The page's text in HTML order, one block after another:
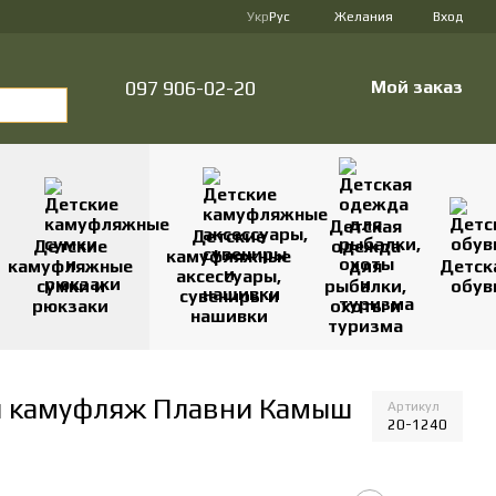
УкрРус Желания Вход
097 906-02-20 Мой заказ
Детские
камуфляжные
сумки и
рюкзаки
Детские
камуфляжные
аксессуары,
сувениры и
нашивки
Детская
одежда
для
рыбалки,
охоты и
туризма
камуфляж Плавни Камыш Артикул
20-1240